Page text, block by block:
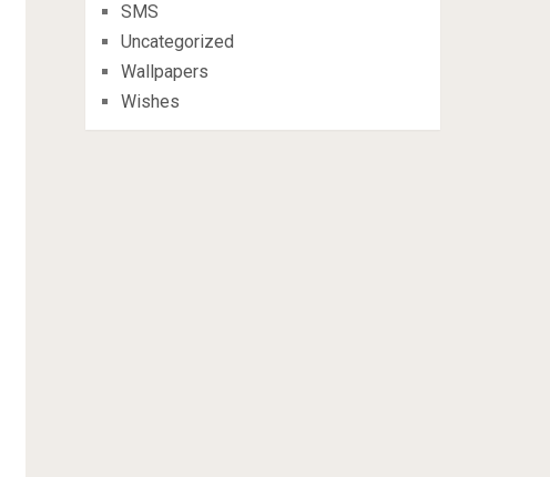
SMS
Uncategorized
Wallpapers
Wishes